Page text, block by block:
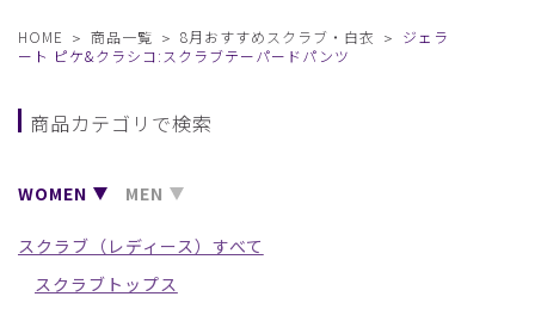
HOME 商品一覧 8月おすすめスクラブ・白衣
ジェラ
ート ピケ&クラシコ:スクラブテーパードパンツ
商品カテゴリで検索
WOMEN MEN
スクラブ（レディース）すべて
スクラブトップス